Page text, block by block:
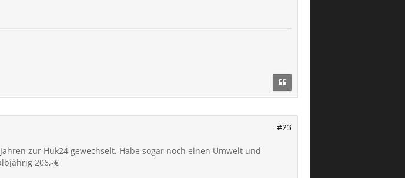
#23
zur Huk24 gewechselt. Habe sogar noch einen Umwelt und
206,-€